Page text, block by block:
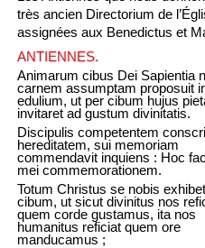
très ancien Directorium de
assignées aux Benedictus et
ANTIENNES.
Animarum cibus Dei Sapientia
carnem assumptam proposuit
edulium, ut per cibum hujus
invitaret ad gustum divinitatis.
Discipulis competentem
hereditatem, sui memoriam
commendavit inquiens : Hoc
mei commemorationem.
Totum Christus se nobis
cibum, ut sicut divinitus nos
quem corde gustamus, ita nos
humanitus reficiat quem ore
manducamus ;